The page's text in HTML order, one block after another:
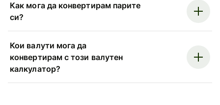
Как мога да конвертирам парите
си?
Кои валути мога да
конвертирам с този валутен
калкулатор?